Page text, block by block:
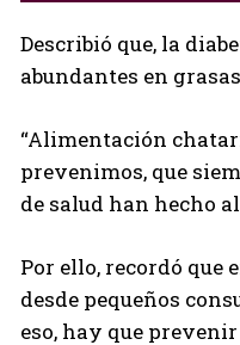
Describió que, la
abundantes en
“Alimentación
prevenimos, que
de salud han hecho
Por ello, recordó que
desde pequeños
eso, hay que